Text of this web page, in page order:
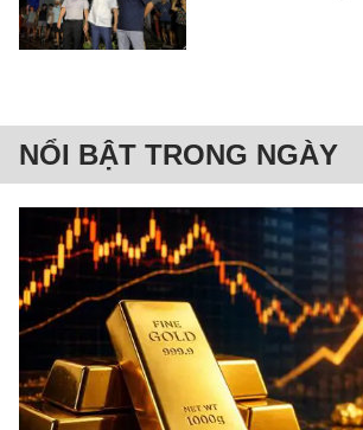
NỔI BẬT TRONG NGÀY